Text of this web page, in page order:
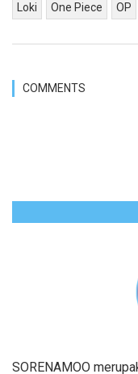
Loki One Piece OP
COMMENTS
SORENAMOO